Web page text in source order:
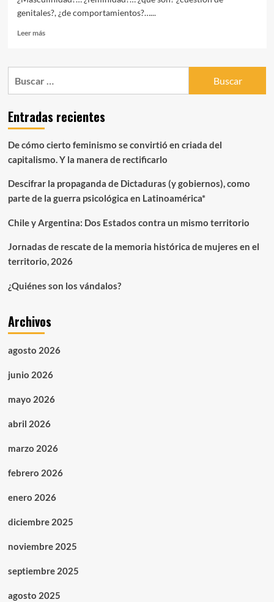
genitales?, ¿de comportamientos?…...
Leer másLeer
ORIENTACIÓN
Entradas recientes
De cómo cierto feminismo se convirtió en criada del
capitalismo. Y la manera de rectificarlo
Descifrar la propaganda de Dictaduras (y gobiernos), como
parte de la guerra psicológica en Latinoamérica*
Chile y Argentina: Dos Estados contra un mismo territorio
Jornadas de rescate de la memoria histórica de mujeres en el
territorio, 2026
¿Quiénes son los vándalos?
Archivos
agosto 2026
junio 2026
mayo 2026
abril 2026
marzo 2026
febrero 2026
enero 2026
diciembre 2025
noviembre 2025
septiembre 2025
agosto 2025